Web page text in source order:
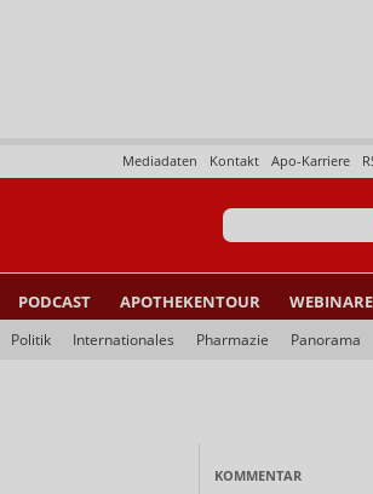
Apo-Karriere
Kontakt
Mediadaten
PODCAST APOTHEKENTOUR WEBINARE
Politik Internationales Pharmazie Panorama
KOMMENTAR